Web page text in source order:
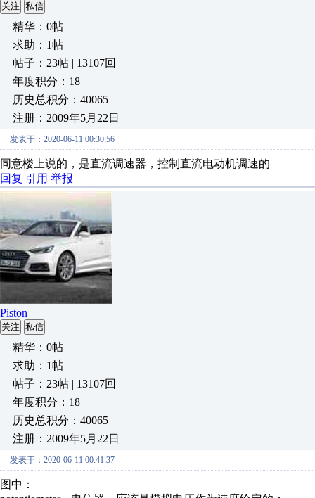
关注 私信
精华：0帖
求助：1帖
帖子：23帖 | 13107回
年度积分：18
历史总积分：40065
注册：2009年5月22日
发表于：2020-06-11 00:30:56
同意楼上说的，是直流调速器，控制直流电动机调速的
回复 引用 举报
Piston
关注 私信
精华：0帖
求助：1帖
帖子：23帖 | 13107回
年度积分：18
历史总积分：40065
注册：2009年5月22日
发表于：2020-06-11 00:41:37
图中：